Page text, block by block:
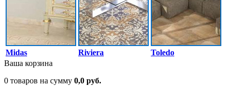
Midas Riviera
Toledo
Ваша корзина
0 товаров на сумму 0,0 руб.